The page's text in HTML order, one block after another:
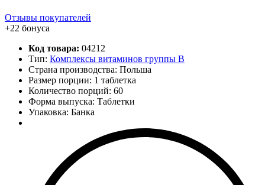
Отзывы покупателей
+22 бонуса
Код товара: 04212
Тип: Комплексы витаминов группы B
Страна производства: Польша
Размер порции: 1 таблетка
Количество порций: 60
Форма выпуска: Таблетки
Упаковка: Банка